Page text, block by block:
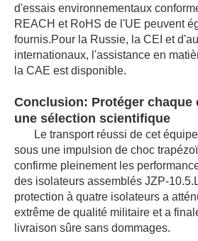
d'essais environnementaux
REACH et RoHS de l'UE peuvent
fournis.Pour la Russie, la CEI et
internationaux, l'assistance en
la CAE est disponible.
Conclusion: Protéger chaque
une sélection scientifique
Le transport réussi de cet
sous une impulsion de choc
confirme pleinement les
des isolateurs assemblés
protection à quatre isolateurs a
extrême de qualité militaire et a
livraison sûre sans dommages.